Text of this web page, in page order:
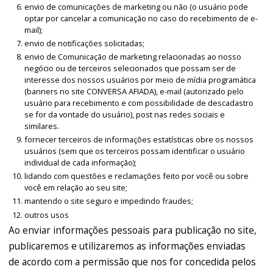
envio de comunicações de marketing ou não (o usuário pode
optar por cancelar a comunicação no caso do recebimento de e-
mail);
envio de notificações solicitadas;
envio de Comunicação de marketing relacionadas ao nosso
negócio ou de terceiros selecionados que possam ser de
interesse dos nossos usuários por meio de mídia programática
(banners no site CONVERSA AFIADA), e-mail (autorizado pelo
usuário para recebimento e com possibilidade de descadastro
se for da vontade do usuário), post nas redes sociais e
similares.
fornecer terceiros de informações estatísticas obre os nossos
usuários (sem que os terceiros possam identificar o usuário
individual de cada informação);
lidando com questões e reclamações feito por você ou sobre
você em relação ao seu site;
mantendo o site seguro e impedindo fraudes;
outros usos
Ao enviar informações pessoais para publicação no site,
publicaremos e utilizaremos as informações enviadas
de acordo com a permissão que nos for concedida pelos